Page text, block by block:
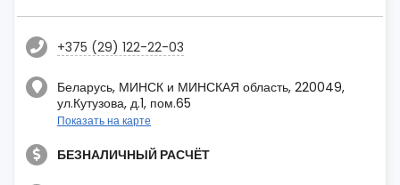
+375 (29) 122-22-03
Беларусь, МИНСК и МИНСКАЯ область, 220049,
ул.Кутузова, д.1, пом.65
Показать на карте
БЕЗНАЛИЧНЫЙ РАСЧЁТ